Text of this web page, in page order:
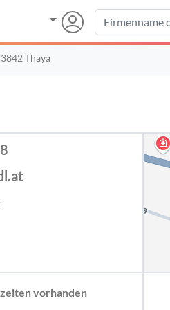
Thaya
vorhanden